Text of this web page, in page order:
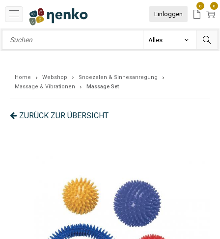
Einloggen
0 0
Home Webshop
Snoezelen & Sinnesanregung
Massage & Vibrationen
Massage Set
ZURÜCK ZUR ÜBERSICHT